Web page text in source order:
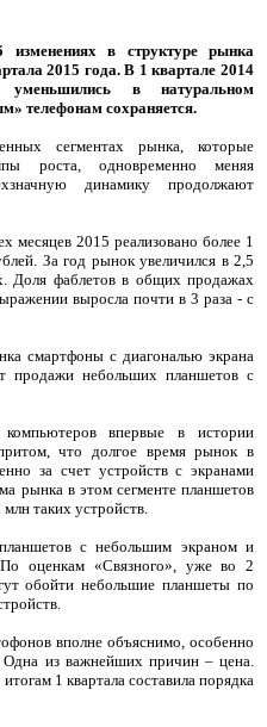
изменениях в структуре рынка
2015 года. В 1 квартале 2014
в натуральном
телефонам сохраняется.
сегментах рынка, которые
роста, одновременно меняя
динамику продолжают
месяцев 2015 реализовано более 1
За год рынок увеличился в 2,5
Доля фаблетов в общих продажах
выросла почти в 3 раза - с
смартфоны с диагональю экрана
продажи небольших планшетов с
впервые в истории
что долгое время рынок в
за счет устройств с экранами
рынка в этом сегменте планшетов
млн таких устройств.
с небольшим экраном и
оценкам «Связного», уже во 2
обойти небольшие планшеты по
вполне объяснимо, особенно
Одна из важнейших причин – цена.
1 квартала составила порядка